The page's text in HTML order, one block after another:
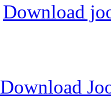
Download
Download